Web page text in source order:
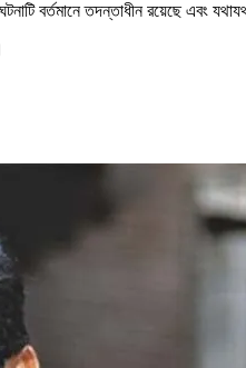
বর্তমানে তদন্তাধীন রয়েছে এবং